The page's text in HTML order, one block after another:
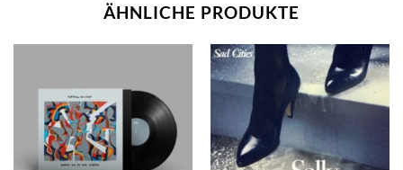
ÄHNLICHE PRODUKTE